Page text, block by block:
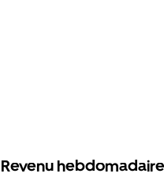
Revenu hebdomadaire